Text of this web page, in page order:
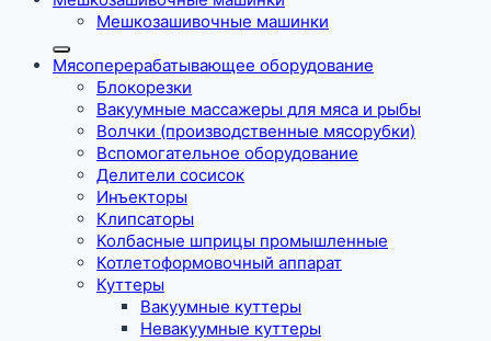
Мешкозашивочные машинки
Мясоперерабатывающее оборудование
Блокорезки
Вакуумные массажеры для мяса и рыбы
Волчки (производственные мясорубки)
Вспомогательное оборудование
Делители сосисок
Инъекторы
Клипсаторы
Колбасные шприцы промышленные
Котлетоформовочный аппарат
Куттеры
Вакуумные куттеры
Невакуумные куттеры